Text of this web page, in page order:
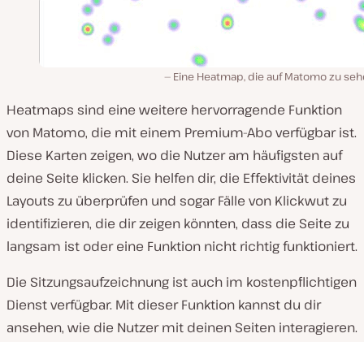
Eine Heatmap, die auf Matomo zu
Heatmaps sind eine weitere hervorragende Funktion
von Matomo, die mit einem Premium-Abo verfügbar ist.
Diese Karten zeigen, wo die Nutzer am häufigsten auf
deine Seite klicken. Sie helfen dir, die Effektivität deines
Layouts zu überprüfen und sogar Fälle von Klickwut zu
identifizieren, die dir zeigen könnten, dass die Seite zu
langsam ist oder eine Funktion nicht richtig funktioniert.
Die Sitzungsaufzeichnung ist auch im kostenpflichtigen
Dienst verfügbar. Mit dieser Funktion kannst du dir
ansehen, wie die Nutzer mit deinen Seiten interagieren.